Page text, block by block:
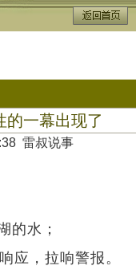
的一幕出现了
雷叔说事
水；
，拉响警报。